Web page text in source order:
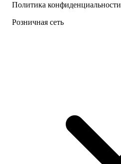
Политика конфиденциальности
Розничная сеть